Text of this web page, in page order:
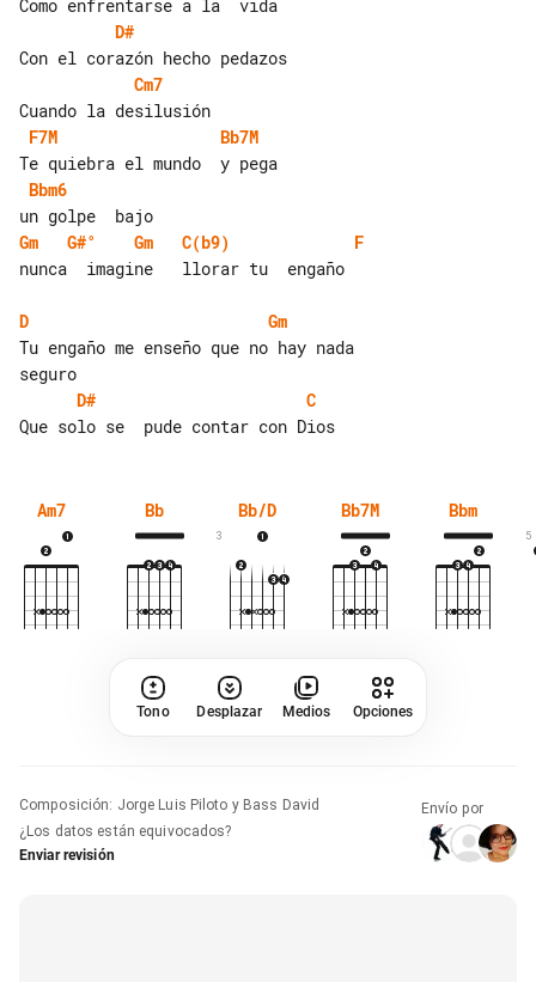
D#
Cm7
F7M
Bb7M
Bbm6
Gm
G#° Gm C(b9)
F
nunca  imagine   llorar tu  engaño
D
Gm
Tu engaño me enseño que no hay nada
D#
C
Am7 Bb Bb/D
3
Bb7M Bbm
5
Tono Desplazar Medios Opciones
Composición: Jorge Luis Piloto y Bass David
¿Los datos están equivocados?
Enviar revisión
Envío por